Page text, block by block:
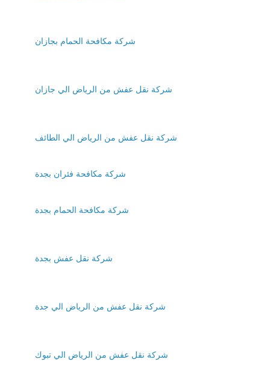
شركة مكافحة الحمام بجازان
شركة نقل عفش من الرياض الي جازان
شركة نقل عفش من الرياض الي الطائف
شركة مكافحة فئران بجدة
شركة مكافحة الحمام بجدة
شركة نقل عفش بجدة
شركة نقل عفش من الرياض الي جدة
شركة نقل عفش من الرياض الي تبوك